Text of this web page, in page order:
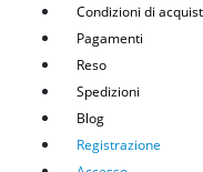
Condizioni di
Pagamenti
Reso
Spedizioni
Blog
Registrazione